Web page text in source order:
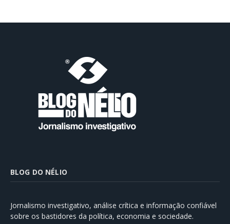
BLOG DO NÉLIO
Jornalismo investigativo, análise crítica e informação confiável
sobre os bastidores da política, economia e sociedade.